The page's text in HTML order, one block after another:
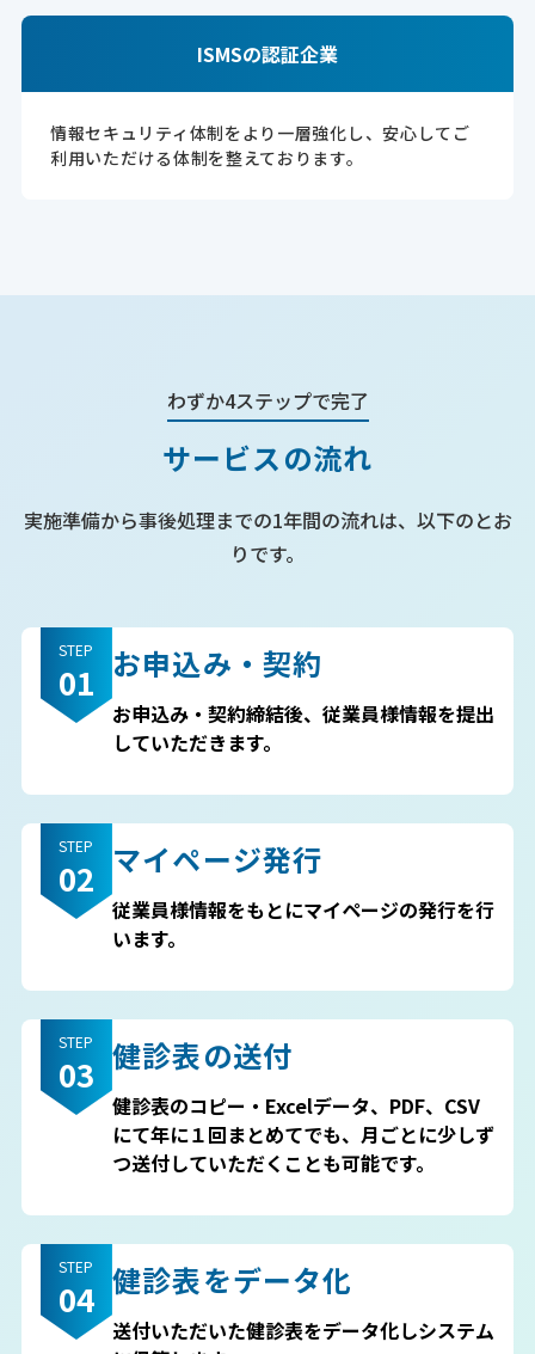
ISMSの認証企業
情報セキュリティ体制をより一層強化し、安心してご
利用いただける体制を整えております。
わずか4ステップで完了
サービスの流れ
実施準備から事後処理までの1年間の流れは、以下のとお
りです。
STEP
01 お申込み・契約
お申込み・契約締結後、従業員様情報を提出
していただきます。
STEP
02 マイページ発行
従業員様情報をもとにマイページの発行を行
います。
STEP
03 健診表の送付
健診表のコピー・Excelデータ、PDF、CSV
にて年に１回まとめてでも、月ごとに少しず
つ送付していただくことも可能です。
STEP
04 健診表をデータ化
送付いただいた健診表をデータ化しシステム